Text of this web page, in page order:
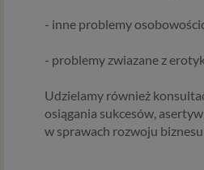
- inne problemy
- problemy zwiazane z
Udzielamy również
osiągania sukcesów,
w sprawach rozwoju
Na naszych stronach
używamy technologii, takich jak
podobnych służących do
osobowych oraz danych
personalizowania